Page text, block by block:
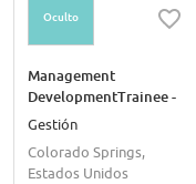
Oculto
Management
DevelopmentTrainee -
Four Year Rotational
Gestión
Colorado Springs,
Estados Unidos